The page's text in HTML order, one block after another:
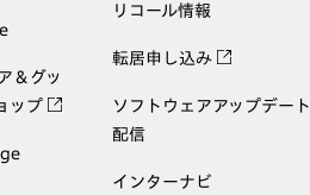
＆グッ
ップ
リコール情報
転居申し込み
ソフトウェアアップデート
配信
インターナビ